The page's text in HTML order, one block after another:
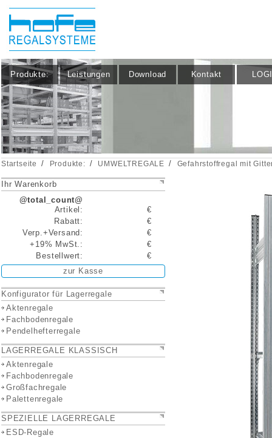
Produkte: Leistungen Download Kontakt
Startseite / Produkte: / UMWELTREGALE / Gefahrstoffregal mit
Ihr Warenkorb
@total_count@
Artikel:
€
Rabatt:
€
Verp.+Versand:
€
+19% MwSt.:
€
Bestellwert:
€
zur Kasse
Konfigurator für Lagerregale
Aktenregale
Fachbodenregale
Pendelhefterregale
LAGERREGALE KLASSISCH
Aktenregale
Fachbodenregale
Großfachregale
Palettenregale
SPEZIELLE LAGERREGALE
ESD-Regale